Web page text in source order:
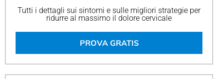
Tutti i dettagli sui sintomi e sulle migliori strategie per
ridurre al massimo il dolore cervicale
PROVA GRATIS